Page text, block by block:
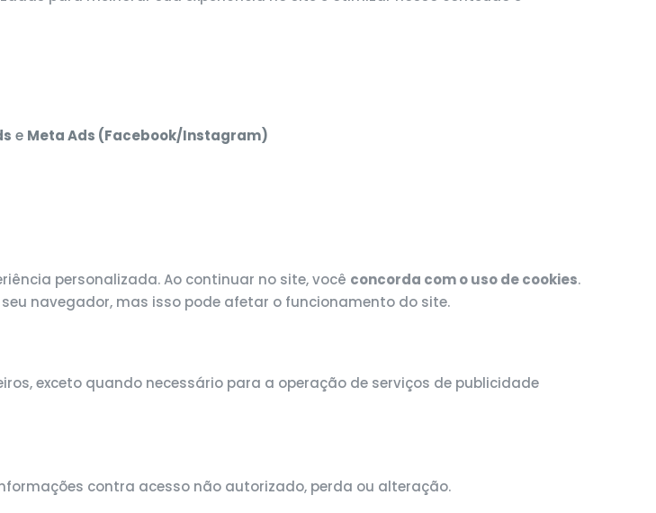
e Meta Ads (Facebook/Instagram)
personalizada. Ao continuar no site, você concorda com o uso de cookies.
navegador, mas isso pode afetar o funcionamento do site.
exceto quando necessário para a operação de serviços de publicidade
contra acesso não autorizado, perda ou alteração.